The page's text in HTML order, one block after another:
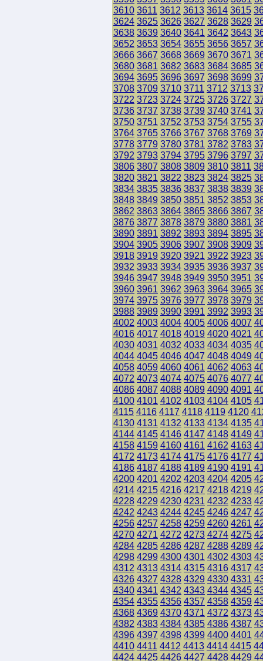
3610 3611 3612 3613 3614 3615
3624 3625 3626 3627 3628 3629
3638 3639 3640 3641 3642 3643
3652 3653 3654 3655 3656 3657
3666 3667 3668 3669 3670 3671
3680 3681 3682 3683 3684 3685
3694 3695 3696 3697 3698 3699
3708 3709 3710 3711 3712 3713
3722 3723 3724 3725 3726 3727
3736 3737 3738 3739 3740 3741
3750 3751 3752 3753 3754 3755
3764 3765 3766 3767 3768 3769
3778 3779 3780 3781 3782 3783
3792 3793 3794 3795 3796 3797
3806 3807 3808 3809 3810 3811
3820 3821 3822 3823 3824 3825
3834 3835 3836 3837 3838 3839
3848 3849 3850 3851 3852 3853
3862 3863 3864 3865 3866 3867
3876 3877 3878 3879 3880 3881
3890 3891 3892 3893 3894 3895
3904 3905 3906 3907 3908 3909
3918 3919 3920 3921 3922 3923
3932 3933 3934 3935 3936 3937
3946 3947 3948 3949 3950 3951
3960 3961 3962 3963 3964 3965
3974 3975 3976 3977 3978 3979
3988 3989 3990 3991 3992 3993
4002 4003 4004 4005 4006 4007
4016 4017 4018 4019 4020 4021
4030 4031 4032 4033 4034 4035
4044 4045 4046 4047 4048 4049
4058 4059 4060 4061 4062 4063
4072 4073 4074 4075 4076 4077
4086 4087 4088 4089 4090 4091
4100 4101 4102 4103 4104 4105
4115 4116 4117 4118 4119 4120
4130 4131 4132 4133 4134 4135
4144 4145 4146 4147 4148 4149
4158 4159 4160 4161 4162 4163
4172 4173 4174 4175 4176 4177
4186 4187 4188 4189 4190 4191
4200 4201 4202 4203 4204 4205
4214 4215 4216 4217 4218 4219
4228 4229 4230 4231 4232 4233
4242 4243 4244 4245 4246 4247
4256 4257 4258 4259 4260 4261
4270 4271 4272 4273 4274 4275
4284 4285 4286 4287 4288 4289
4298 4299 4300 4301 4302 4303
4312 4313 4314 4315 4316 4317
4326 4327 4328 4329 4330 4331
4340 4341 4342 4343 4344 4345
4354 4355 4356 4357 4358 4359
4368 4369 4370 4371 4372 4373
4382 4383 4384 4385 4386 4387
4396 4397 4398 4399 4400 4401
4410 4411 4412 4413 4414 4415
4424 4425 4426 4427 4428 4429